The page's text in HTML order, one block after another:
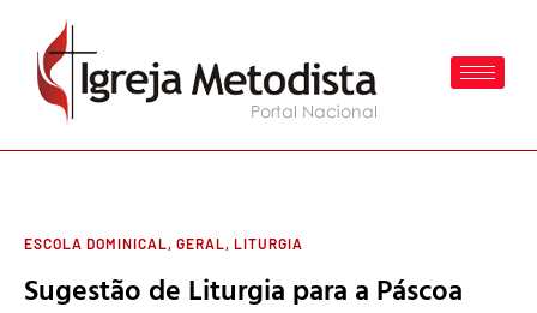
ESCOLA DOMINICAL, GERAL, LITURGIA
Sugestão de Liturgia para a Páscoa